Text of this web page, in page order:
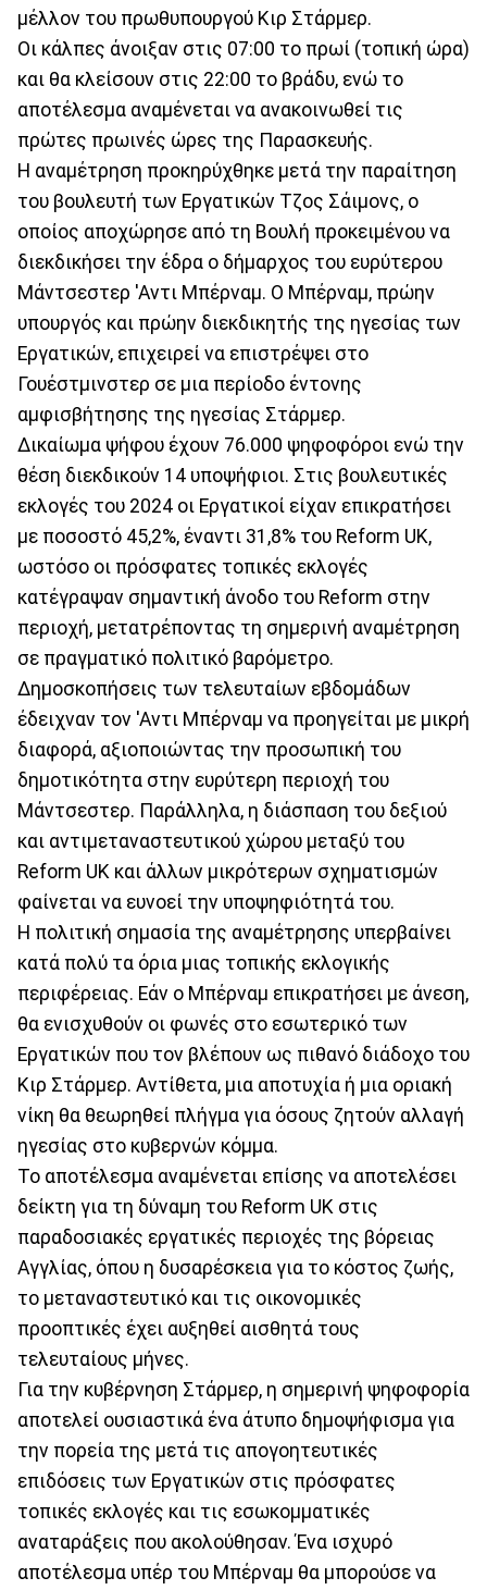
μέλλον του πρωθυπουργού Κιρ Στάρμερ.
Οι κάλπες άνοιξαν στις 07:00 το πρωί (τοπική ώρα)
και θα κλείσουν στις 22:00 το βράδυ, ενώ το
αποτέλεσμα αναμένεται να ανακοινωθεί τις
πρώτες πρωινές ώρες της Παρασκευής.
Η αναμέτρηση προκηρύχθηκε μετά την παραίτηση
του βουλευτή των Εργατικών Τζος Σάιμονς, ο
οποίος αποχώρησε από τη Βουλή προκειμένου να
διεκδικήσει την έδρα ο δήμαρχος του ευρύτερου
Μάντσεστερ 'Αντι Μπέρναμ. Ο Μπέρναμ, πρώην
υπουργός και πρώην διεκδικητής της ηγεσίας των
Εργατικών, επιχειρεί να επιστρέψει στο
Γουέστμινστερ σε μια περίοδο έντονης
αμφισβήτησης της ηγεσίας Στάρμερ.
Δικαίωμα ψήφου έχουν 76.000 ψηφοφόροι ενώ την
θέση διεκδικούν 14 υποψήφιοι. Στις βουλευτικές
εκλογές του 2024 οι Εργατικοί είχαν επικρατήσει
με ποσοστό 45,2%, έναντι 31,8% του Reform UK,
ωστόσο οι πρόσφατες τοπικές εκλογές
κατέγραψαν σημαντική άνοδο του Reform στην
περιοχή, μετατρέποντας τη σημερινή αναμέτρηση
σε πραγματικό πολιτικό βαρόμετρο.
Δημοσκοπήσεις των τελευταίων εβδομάδων
έδειχναν τον 'Αντι Μπέρναμ να προηγείται με μικρή
διαφορά, αξιοποιώντας την προσωπική του
δημοτικότητα στην ευρύτερη περιοχή του
Μάντσεστερ. Παράλληλα, η διάσπαση του δεξιού
και αντιμεταναστευτικού χώρου μεταξύ του
Reform UK και άλλων μικρότερων σχηματισμών
φαίνεται να ευνοεί την υποψηφιότητά του.
Η πολιτική σημασία της αναμέτρησης υπερβαίνει
κατά πολύ τα όρια μιας τοπικής εκλογικής
περιφέρειας. Εάν ο Μπέρναμ επικρατήσει με άνεση,
θα ενισχυθούν οι φωνές στο εσωτερικό των
Εργατικών που τον βλέπουν ως πιθανό διάδοχο του
Κιρ Στάρμερ. Αντίθετα, μια αποτυχία ή μια οριακή
νίκη θα θεωρηθεί πλήγμα για όσους ζητούν αλλαγή
ηγεσίας στο κυβερνών κόμμα.
Το αποτέλεσμα αναμένεται επίσης να αποτελέσει
δείκτη για τη δύναμη του Reform UK στις
παραδοσιακές εργατικές περιοχές της βόρειας
Αγγλίας, όπου η δυσαρέσκεια για το κόστος ζωής,
το μεταναστευτικό και τις οικονομικές
προοπτικές έχει αυξηθεί αισθητά τους
τελευταίους μήνες.
Για την κυβέρνηση Στάρμερ, η σημερινή ψηφοφορία
αποτελεί ουσιαστικά ένα άτυπο δημοψήφισμα για
την πορεία της μετά τις απογοητευτικές
επιδόσεις των Εργατικών στις πρόσφατες
τοπικές εκλογές και τις εσωκομματικές
αναταράξεις που ακολούθησαν. Ένα ισχυρό
αποτέλεσμα υπέρ του Μπέρναμ θα μπορούσε να